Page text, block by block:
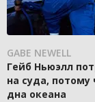
GABE NEWELL
Гейб Ньюэлл
на суда, потому
дна океана